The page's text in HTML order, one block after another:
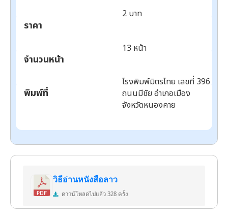
ราคา
2 บาท
จำนวนหน้า
13 หน้า
พิมพ์ที่
โรงพิมพ์มิตรไทย เลขที่ 396
ถนนมีชัย อำเภอเมือง
จังหวัดหนองคาย
ดาวน์โหลด
วิธีอ่านหนังสือลาว
ดาวน์โหลดไปแล้ว 328 ครั้ง